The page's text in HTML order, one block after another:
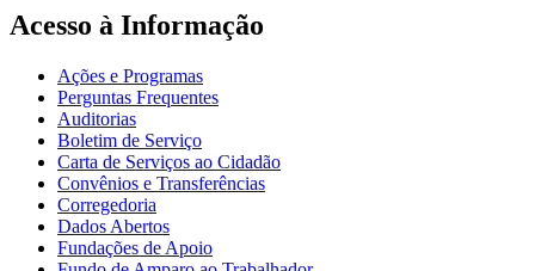
Acesso à Informação
Ações e Programas
Perguntas Frequentes
Auditorias
Boletim de Serviço
Carta de Serviços ao Cidadão
Convênios e Transferências
Corregedoria
Dados Abertos
Fundações de Apoio